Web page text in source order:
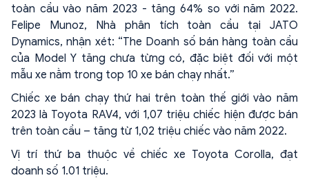
toàn cầu vào năm 2023 - tăng 64% so với năm 2022.
Felipe Munoz, Nhà phân tích toàn cầu tại JATO
Dynamics, nhận xét: “The Doanh số bán hàng toàn cầu
của Model Y tăng chưa từng có, đặc biệt đối với một
mẫu xe nằm trong top 10 xe bán chạy nhất.”
Chiếc xe bán chạy thứ hai trên toàn thế giới vào năm
2023 là Toyota RAV4, với 1,07 triệu chiếc hiện được bán
trên toàn cầu – tăng từ 1,02 triệu chiếc vào năm 2022.
Vị trí thứ ba thuộc về chiếc xe Toyota Corolla, đạt
doanh số 1.01 triệu.